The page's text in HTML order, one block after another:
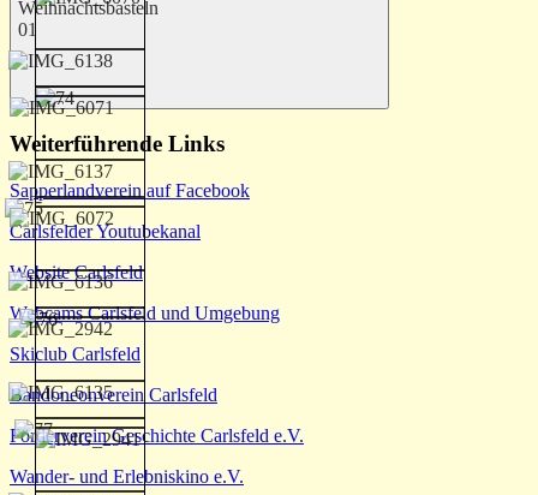
Suchen
Weiterführende Links
Sapperlandverein auf Facebook
Carlsfelder Youtubekanal
Website Carlsfeld
Webcams Carlsfeld und Umgebung
Skiclub Carlsfeld
Bandoneonverein Carlsfeld
Förderverein Geschichte Carlsfeld e.V.
Wander- und Erlebniskino e.V.